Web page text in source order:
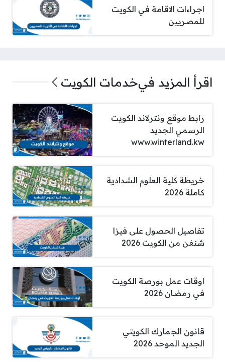
اجراءات الاقامة في الكويت
للمصريين
اقرأ المزيد فيخدمات الكويت
رابط موقع ونترلاند الكويت
الرسمي الجديد
www.winterland.kw
خريطة كلية العلوم الشدادية
كاملة 2026
تفاصيل الحصول على فيزا
شنغن من الكويت 2026
اوقات عمل بورصة الكويت
في رمضان 2026
قانون الجمارك الكويتي
الجديد الموحد 2026